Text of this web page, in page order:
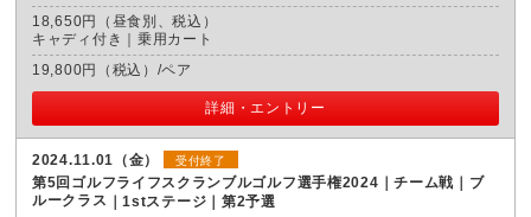
18,650円（昼食別、税込）
キャディ付き｜乗用カート
19,800円（税込）/ペア
詳細・エントリー
2024.11.01（金） 受付終了
第5回ゴルフライフスクランブルゴルフ選手権2024｜チーム戦｜ブ
ルークラス
1stステージ｜第2予選